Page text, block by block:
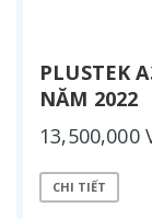
PLUSTEK
NĂM 2022
13,500,000
CHI TIẾT